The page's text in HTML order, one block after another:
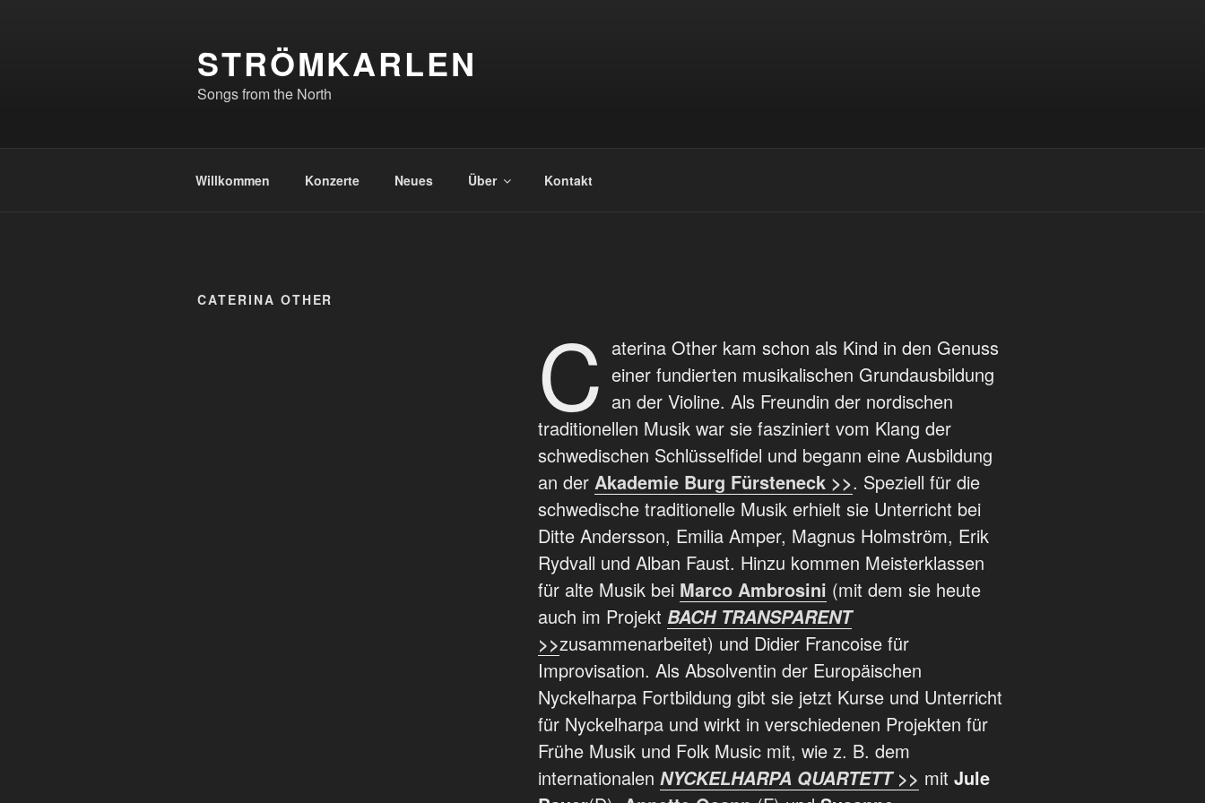
STRÖMKARLEN
Songs from the North
Willkommen Konzerte Neues Über Kontakt
CATERINA OTHER
C aterina Other kam schon als Kind in den Genuss
einer fundierten musikalischen Grundausbildung
an der Violine. Als Freundin der nordischen
traditionellen Musik war sie fasziniert vom Klang der
schwedischen Schlüsselfidel und begann eine Ausbildung
an der Akademie Burg Fürsteneck >>. Speziell für die
schwedische traditionelle Musik erhielt sie Unterricht bei
Ditte Andersson, Emilia Amper, Magnus Holmström, Erik
Rydvall und Alban Faust. Hinzu kommen Meisterklassen
für alte Musik bei Marco Ambrosini (mit dem sie heute
auch im Projekt BACH TRANSPARENT
>>zusammenarbeitet) und Didier Francoise für
Improvisation. Als Absolventin der Europäischen
Nyckelharpa Fortbildung gibt sie jetzt Kurse und Unterricht
für Nyckelharpa und wirkt in verschiedenen Projekten für
Frühe Musik und Folk Music mit, wie z. B. dem
internationalen NYCKELHARPA QUARTETT >> mit Jule